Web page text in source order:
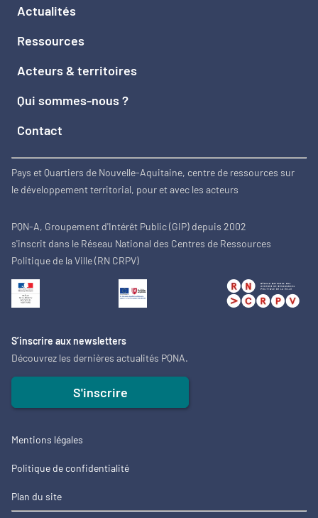
Actualités
Ressources
Acteurs & territoires
Qui sommes-nous ?
Contact
Pays et Quartiers de Nouvelle-Aquitaine, centre de ressources sur
le développement territorial, pour et avec les acteurs
PQN-A, Groupement d'Intérêt Public (GIP) depuis 2002
s'inscrit dans le Réseau National des Centres de Ressources
Politique de la Ville (RN CRPV)
S’inscrire aux newsletters
Découvrez les dernières actualités PQNA.
S'inscrire
Mentions légales
Politique de confidentialité
Plan du site